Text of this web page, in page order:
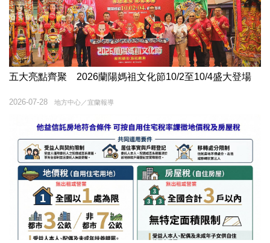
五大亮點齊聚 2026蘭陽媽祖文化節10/2至10/4盛大登場
地方中心／宜蘭報導
2026-07-28